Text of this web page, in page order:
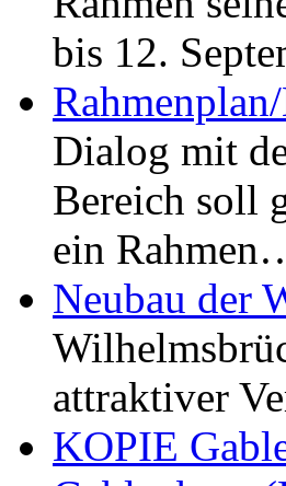
bis 12.
Dialog mit
Bereich soll
ein
Neubau der
attraktiver
KOPIE